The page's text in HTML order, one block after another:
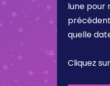
lune pour
quelle
Cliquez